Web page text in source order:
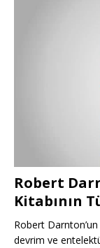
Robert
Kitabının
Robert Darnton’un
devrim ve